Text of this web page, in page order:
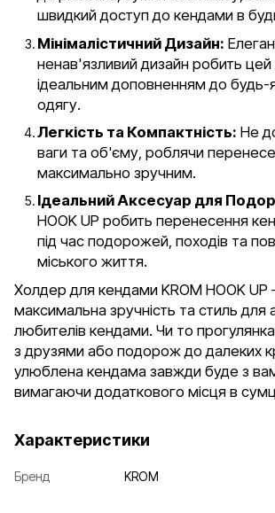
швидкий доступ до кендами в
Мінімалістичний Дизайн:
ненав'язливий дизайн робить
ідеальним доповненням до будь-
одягу.
Легкість та Компактність: Не
ваги та об'єму, роблячи
максимально зручним.
Ідеальний Аксесуар для
HOOK UP робить перенесення
під час подорожей, походів та
міського життя.
Холдер для кендами KROM HOOK UP
максимальна зручність та стиль для
любителів кендами. Чи то прогулянка
з друзями або подорож до далеких
улюблена кендама завжди буде з
вимагаючи додаткового місця в
Характеристики
Бренд KROM